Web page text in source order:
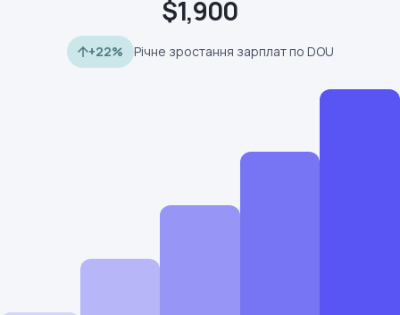
$1,900
+22% Річне зростання зарплат по DOU